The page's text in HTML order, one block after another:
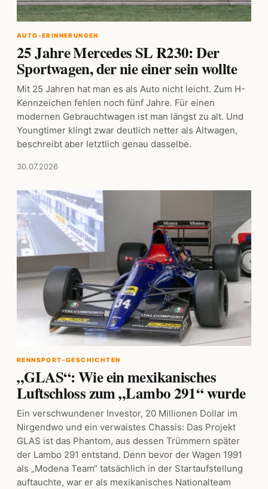
AUTO-ERINNERUNGEN
25 Jahre Mercedes SL R230: Der
Sportwagen, der nie einer sein wollte
Mit 25 Jahren hat man es als Auto nicht leicht. Zum H-
Kennzeichen fehlen noch fünf Jahre. Für einen
modernen Gebrauchtwagen ist man längst zu alt. Und
Youngtimer klingt zwar deutlich netter als Altwagen,
beschreibt aber letztlich genau dasselbe.
30.07.2026
RENNSPORT-GESCHICHTEN
„GLAS“: Wie ein mexikanisches
Luftschloss zum „Lambo 291“ wurde
Ein verschwundener Investor, 20 Millionen Dollar im
Nirgendwo und ein verwaistes Chassis: Das Projekt
GLAS ist das Phantom, aus dessen Trümmern später
der Lambo 291 entstand. Denn bevor der Wagen 1991
als „Modena Team“ tatsächlich in der Startaufstellung
auftauchte, war er als mexikanisches Nationalteam